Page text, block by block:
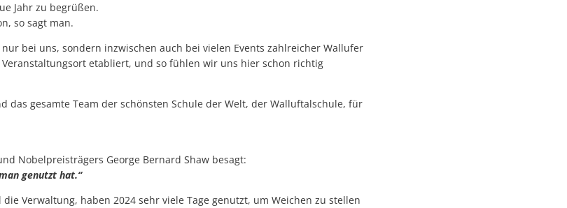
Jahr zu begrüßen.
so sagt man.
bei uns, sondern inzwischen auch bei vielen Events zahlreicher Wallufer
etabliert, und so fühlen wir uns hier schon richtig
das gesamte Team der schönsten Schule der Welt, der Walluftalschule, für
Nobelpreisträgers George Bernard Shaw besagt:
genutzt hat.“
Verwaltung, haben 2024 sehr viele Tage genutzt, um Weichen zu stellen